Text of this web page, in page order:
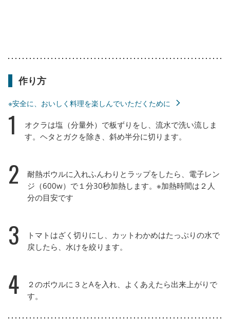
作り方
※安全に、おいしく料理を楽しんでいただくために
1
オクラは塩（分量外）で板ずりをし、流水で洗い流しま
す。ヘタとガクを除き、斜め半分に切ります。
2
耐熱ボウルに入れふんわりとラップをしたら、電子レン
ジ（600w）で１分30秒加熱します。※加熱時間は２人
分の目安です
3
トマトはざく切りにし、カットわかめはたっぷりの水で
戻したら、水けを絞ります。
4
２のボウルに３とAを入れ、よくあえたら出来上がりで
す。